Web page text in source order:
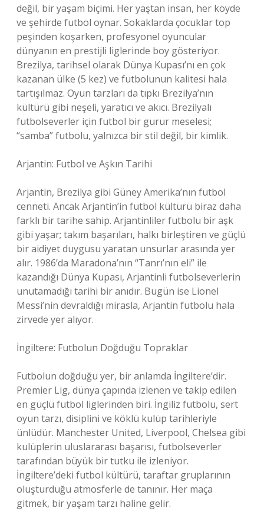
değil, bir yaşam biçimi. Her yaştan insan, her köyde
ve şehirde futbol oynar. Sokaklarda çocuklar top
peşinden koşarken, profesyonel oyuncular
dünyanın en prestijli liglerinde boy gösteriyor.
Brezilya, tarihsel olarak Dünya Kupası’nı en çok
kazanan ülke (5 kez) ve futbolunun kalitesi hala
tartışılmaz. Oyun tarzları da tıpkı Brezilya’nın
kültürü gibi neşeli, yaratıcı ve akıcı. Brezilyalı
futbolseverler için futbol bir gurur meselesi;
“samba” futbolu, yalnızca bir stil değil, bir kimlik.
Arjantin: Futbol ve Aşkın Tarihi
Arjantin, Brezilya gibi Güney Amerika’nın futbol
cenneti. Ancak Arjantin’in futbol kültürü biraz daha
farklı bir tarihe sahip. Arjantinliler futbolu bir aşk
gibi yaşar; takım başarıları, halkı birleştiren ve güçlü
bir aidiyet duygusu yaratan unsurlar arasında yer
alır. 1986’da Maradona’nın “Tanrı’nın eli” ile
kazandığı Dünya Kupası, Arjantinli futbolseverlerin
unutamadığı tarihi bir anıdır. Bugün ise Lionel
Messi’nin devraldığı mirasla, Arjantin futbolu hala
zirvede yer alıyor.
İngiltere: Futbolun Doğduğu Topraklar
Futbolun doğduğu yer, bir anlamda İngiltere’dir.
Premier Lig, dünya çapında izlenen ve takip edilen
en güçlü futbol liglerinden biri. İngiliz futbolu, sert
oyun tarzı, disiplini ve köklü kulüp tarihleriyle
ünlüdür. Manchester United, Liverpool, Chelsea gibi
kulüplerin uluslararası başarısı, futbolseverler
tarafından büyük bir tutku ile izleniyor.
İngiltere’deki futbol kültürü, taraftar gruplarının
oluşturduğu atmosferle de tanınır. Her maça
gitmek, bir yaşam tarzı haline gelir.